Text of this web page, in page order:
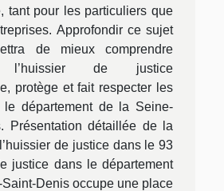
tant pour les particuliers que
Approfondir ce sujet
de mieux comprendre
l’huissier de justice
protège et fait respecter les
le département de la Seine-
Présentation détaillée de la
de justice dans le 93
justice dans le département
Denis occupe une place